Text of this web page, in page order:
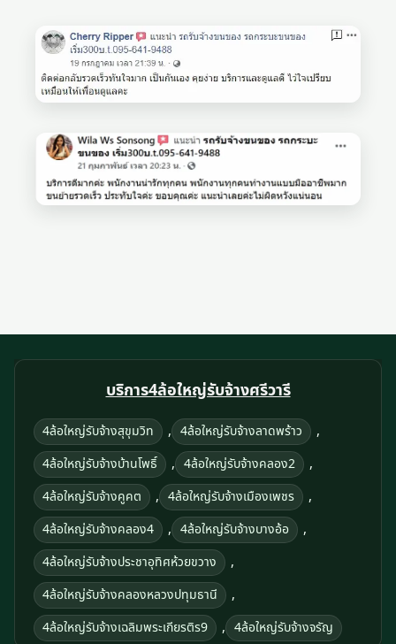
บริการ4ล้อใหญ่รับจ้างศรีวารี
4ล้อใหญ่รับจ้างสุขุมวิท , 4ล้อใหญ่รับจ้างลาดพร้าว ,
4ล้อใหญ่รับจ้างบ้านโพธิ์ , 4ล้อใหญ่รับจ้างคลอง2 ,
4ล้อใหญ่รับจ้างคูคต , 4ล้อใหญ่รับจ้างเมืองเพชร ,
4ล้อใหญ่รับจ้างคลอง4 , 4ล้อใหญ่รับจ้างบางอ้อ ,
4ล้อใหญ่รับจ้างประชาอุทิศห้วยขวาง ,
4ล้อใหญ่รับจ้างคลองหลวงปทุมธานี ,
4ล้อใหญ่รับจ้างเฉลิมพระเกียรติร9 , 4ล้อใหญ่รับจ้างจรัญ